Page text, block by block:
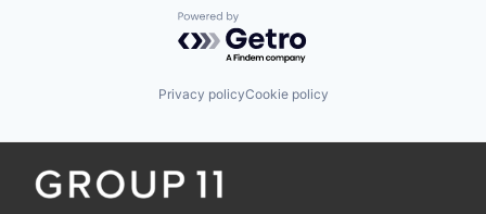
Powered by Getro.com
Privacy policyCookie policy